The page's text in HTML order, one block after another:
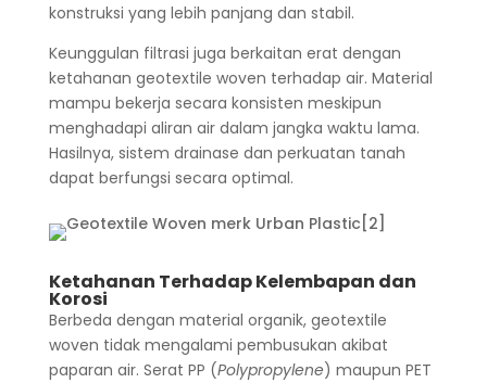
konstruksi yang lebih panjang dan stabil.
Keunggulan filtrasi juga berkaitan erat dengan
ketahanan geotextile woven terhadap air. Material
mampu bekerja secara konsisten meskipun
menghadapi aliran air dalam jangka waktu lama.
Hasilnya, sistem drainase dan perkuatan tanah
dapat berfungsi secara optimal.
Ketahanan Terhadap Kelembapan dan
Korosi
Berbeda dengan material organik, geotextile
woven tidak mengalami pembusukan akibat
paparan air. Serat PP (Polypropylene) maupun PET